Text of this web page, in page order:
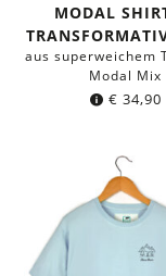
MODAL
aus superweichem
Modal Mix
€ 34,90